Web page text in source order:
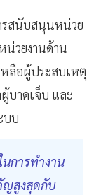
รสนับสนุนหน่วย
วยงานด้าน
ลือผู้ประสบเหตุ
บาดเจ็บ และ
บบ
การทำงาน
ญสูงสุดกับ